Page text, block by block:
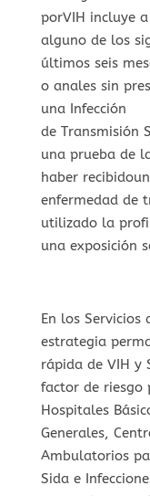
porVIH incluye
alguno de los
últimos seis
o anales sin
una Infección
de Transmisión
una prueba de
haber
enfermedad de
utilizado la
una exposición
En los Servicios
estrategia
rápida de VIH y
factor de riesgo
Hospitales
Generales,
Ambulatorios
Sida e